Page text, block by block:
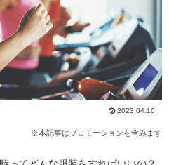
2023.04.10
※本記事はプロモーションを含みます